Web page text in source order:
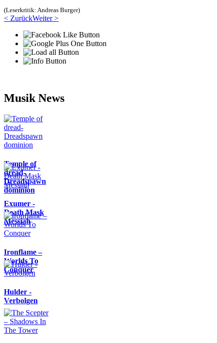
(Leserkritik: Andreas Burger)
< ZurückWeiter >
Musik News
Temple of
dread-
Dreadspawn
dominion
Exumer -
Death Mask
Messiah
Ironflame –
Worlds To
Conquer
Hulder -
Verbolgen